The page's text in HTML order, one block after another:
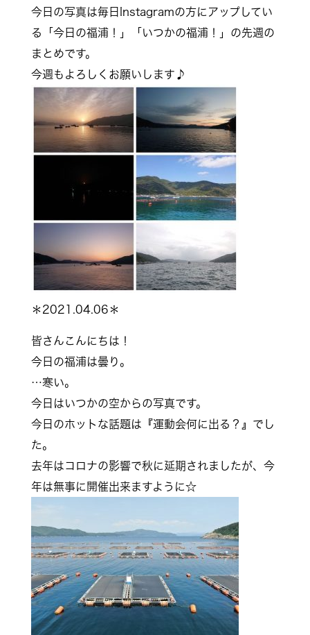
今日の写真は毎日Instagramの方にアップしてい
る「今日の福浦！」「いつかの福浦！」の先週の
まとめです。
今週もよろしくお願いします♪
＊2021.04.06＊
皆さんこんにちは！
今日の福浦は曇り。
…寒い。
今日はいつかの空からの写真です。
今日のホットな話題は『運動会何に出る？』でし
た。
去年はコロナの影響で秋に延期されましたが、今
年は無事に開催出来ますように☆